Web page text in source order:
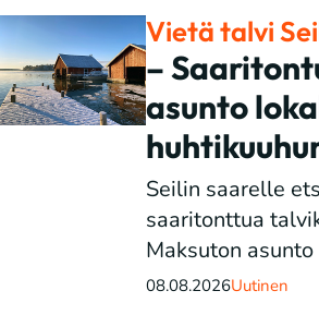
Vietä talvi
–
asunto
Seilin saarelle
saaritonttua
Maksuton
08.08.2026Uutinen